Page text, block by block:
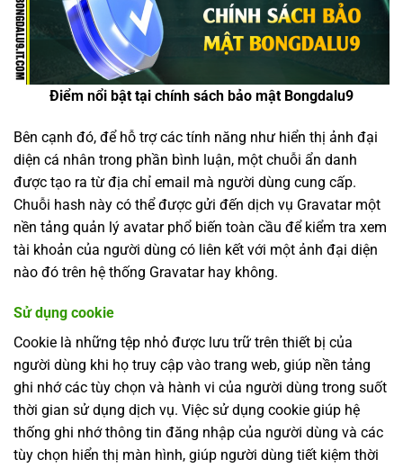
Điểm nổi bật tại chính sách bảo mật Bongdalu9
Bên cạnh đó, để hỗ trợ các tính năng như hiển thị ảnh đại
diện cá nhân trong phần bình luận, một chuỗi ẩn danh
được tạo ra từ địa chỉ email mà người dùng cung cấp.
Chuỗi hash này có thể được gửi đến dịch vụ Gravatar một
nền tảng quản lý avatar phổ biến toàn cầu để kiểm tra xem
tài khoản của người dùng có liên kết với một ảnh đại diện
nào đó trên hệ thống Gravatar hay không.
Sử dụng cookie
Cookie là những tệp nhỏ được lưu trữ trên thiết bị của
người dùng khi họ truy cập vào trang web, giúp nền tảng
ghi nhớ các tùy chọn và hành vi của người dùng trong suốt
thời gian sử dụng dịch vụ. Việc sử dụng cookie giúp hệ
thống ghi nhớ thông tin đăng nhập của người dùng và các
tùy chọn hiển thị màn hình, giúp người dùng tiết kiệm thời